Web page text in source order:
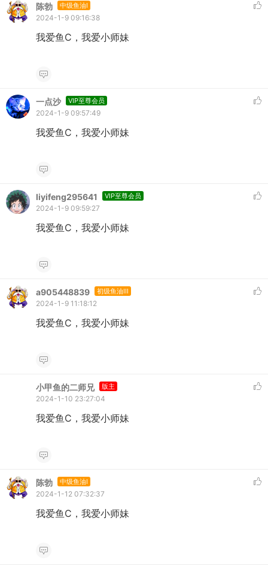
陈勃 中级鱼油I
2024-1-9 09:16:38
我爱鱼C，我爱小师妹
一点沙 VIP至尊会员
2024-1-9 09:57:49
我爱鱼C，我爱小师妹
liyifeng295641 VIP至尊会员
2024-1-9 09:59:27
我爱鱼C，我爱小师妹
a905448839 初级鱼油III
2024-1-9 11:18:12
我爱鱼C，我爱小师妹
小甲鱼的二师兄 版主
2024-1-10 23:27:04
我爱鱼C，我爱小师妹
陈勃 中级鱼油I
2024-1-12 07:32:37
我爱鱼C，我爱小师妹